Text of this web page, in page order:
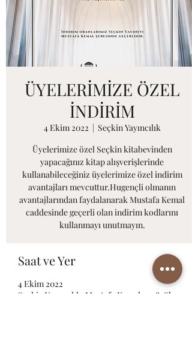
ÜYELERİMİZE ÖZEL
İNDİRİM
4 Ekim 2022
  |
Seçkin Yayıncılık
Üyelerimize özel Seçkin kitabevinden
yapacağınız kitap alışverişlerinde
kullanabileceğiniz üyelerimize özel indirim
avantajları mevcuttur.Hugençli olmanın
avantajlarından faydalanarak Mustafa Kemal
caddesinde geçerli olan indirim kodlarını
kullanmayı unutmayın.
Saat ve Yer
4 Ekim 2022
Seçkin Yayıncılık, Mustafa Kemal, 2158. Sk.